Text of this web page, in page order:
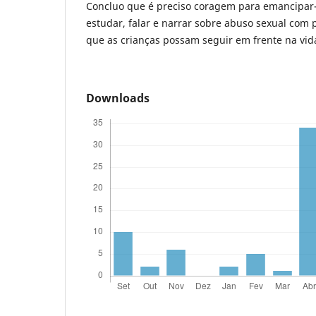
Concluo que é preciso coragem para
estudar, falar e narrar sobre abuso sexual com
que as crianças possam seguir em frente na
Downloads